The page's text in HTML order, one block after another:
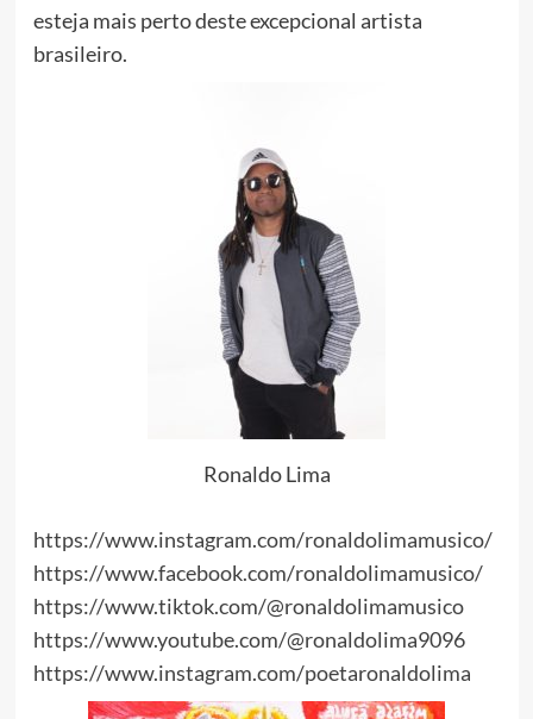
esteja mais perto deste excepcional artista
brasileiro.
Ronaldo Lima
https://www.instagram.com/ronaldolimamusico/
https://www.facebook.com/ronaldolimamusico/
https://www.tiktok.com/@ronaldolimamusico
https://www.youtube.com/@ronaldolima9096
https://www.instagram.com/poetaronaldolima